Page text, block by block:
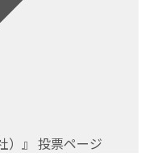
）』 投票ページ